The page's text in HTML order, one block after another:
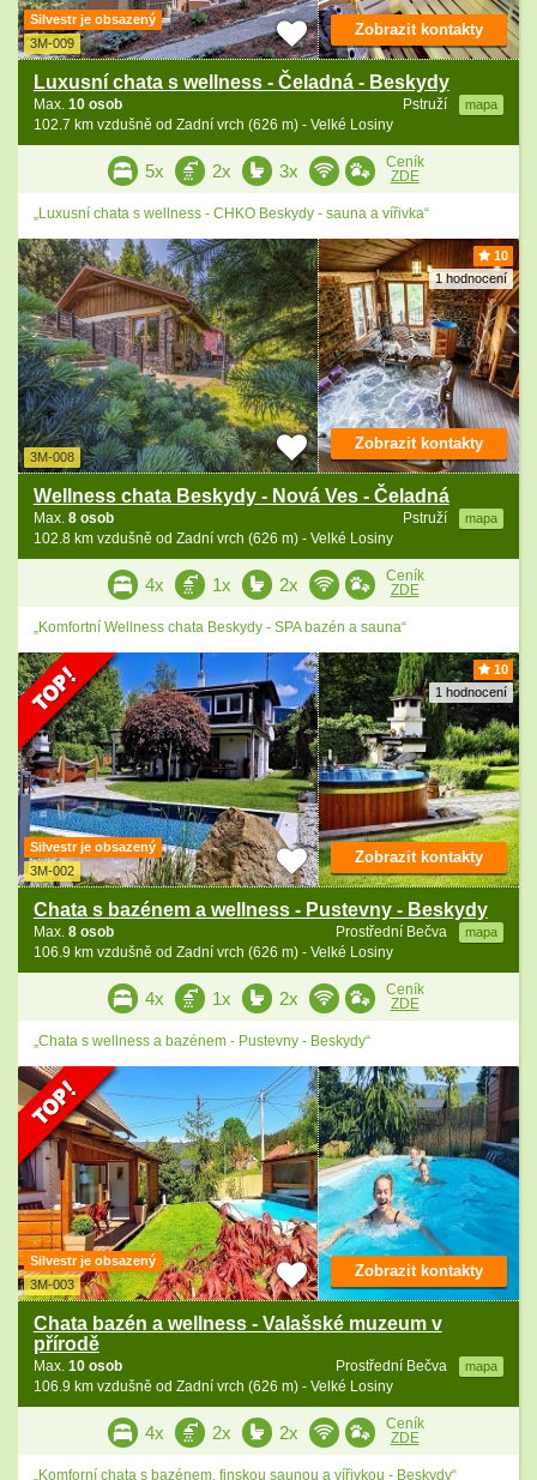
Silvestr je obsazený
3M-009
Luxusní chata s wellness - Čeladná - Beskydy
Pstruží mapa
Max. 10 osob
102.7 km vzdušně od Zadní vrch (626 m) - Velké Losiny
Zobrazit kontakty
5x 2x 3x
Ceník
ZDE
„Luxusní chata s wellness - CHKO Beskydy - sauna a vířivka“
10
1 hodnocení
3M-008
Wellness chata Beskydy - Nová Ves - Čeladná
Pstruží mapa
Max. 8 osob
102.8 km vzdušně od Zadní vrch (626 m) - Velké Losiny
Zobrazit kontakty
4x 1x 2x
Ceník
ZDE
„Komfortní Wellness chata Beskydy - SPA bazén a sauna“
10
1 hodnocení
Silvestr je obsazený
3M-002
Chata s bazénem a wellness - Pustevny - Beskydy
Prostřední Bečva mapa
Max. 8 osob
106.9 km vzdušně od Zadní vrch (626 m) - Velké Losiny
Zobrazit kontakty
4x 1x 2x
Ceník
ZDE
„Chata s wellness a bazénem - Pustevny - Beskydy“
Silvestr je obsazený
3M-003
Chata bazén a wellness - Valašské muzeum v
přírodě
Prostřední Bečva mapa
Max. 10 osob
106.9 km vzdušně od Zadní vrch (626 m) - Velké Losiny
Zobrazit kontakty
4x 2x 2x
Ceník
ZDE
„Komforní chata s bazénem, finskou saunou a vířivkou - Beskydy“